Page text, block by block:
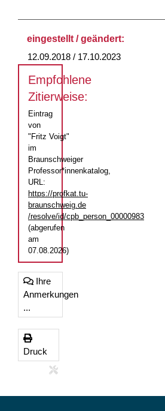
eingestellt / geändert:
12.09.2018 / 17.10.2023
Empfohlene
Zitierweise:
Eintrag
von
"Fritz Voigt"
im
Braunschweiger
Professor*innenkatalog,
URL:
https://profkat.tu-
braunschweig.de
/resolve/id/cpb_person_00000983
(abgerufen
am
07.08.2026)
Ihre
Anmerkungen
...
Druck